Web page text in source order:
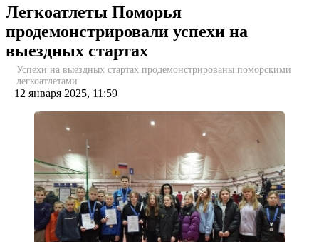
Легкоатлеты Поморья
продемонстрировали успехи на
выездных стартах
Успехи на выездных стартах продемонстрированы поморскими
легкоатлетами
12 января 2025, 11:59